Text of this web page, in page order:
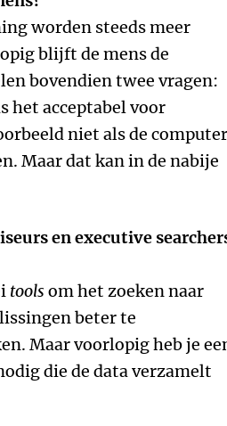
worden steeds meer
blijft de mens de
bovendien twee vragen:
het acceptabel voor
niet als de computer
Maar dat kan in de nabije
en executive
tools om het zoeken naar
beter te
Maar voorlopig heb je
die de data verzamelt